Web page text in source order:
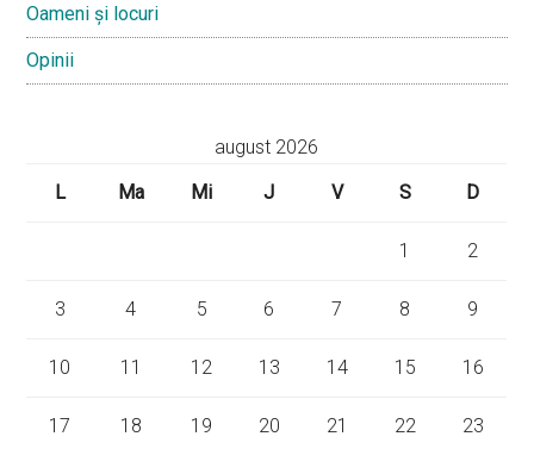
Oameni și locuri
Opinii
august 2026
L
Ma Mi J V S D
1 2
3 4 5 6 7 8 9
10 11 12 13 14 15 16
17 18 19 20 21 22 23